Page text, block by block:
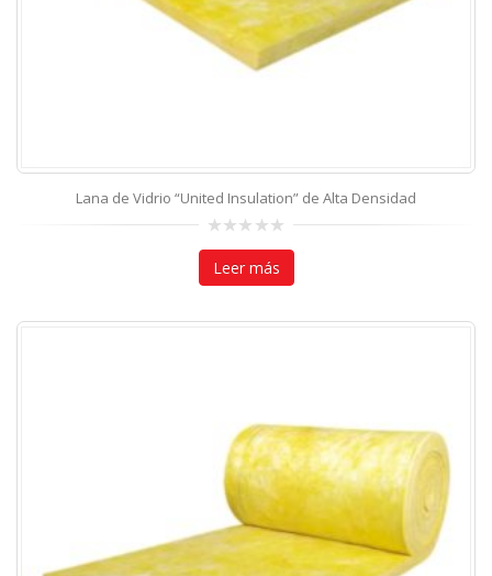
Lana de Vidrio “United Insulation” de Alta Densidad
0
out
5
Leer más